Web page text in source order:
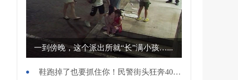
一到傍晚，这个派出所就“长”满小孩…...
鞋跑掉了也要抓住你！民警街头狂奔400米擒贼